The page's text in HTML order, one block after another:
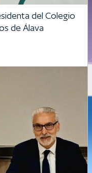
del Colegio
de Álava